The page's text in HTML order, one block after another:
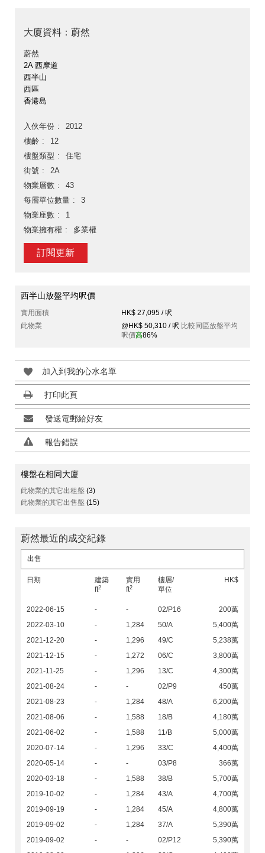
大廈資料：蔚然
蔚然
2A 西摩道
西半山
西區
香港島
入伙年份
2012
樓齡
12
樓盤類型
住宅
街號
2A
物業層數
43
每層單位數量
3
物業座數
1
物業擁有權
多業權
訂閱更新
西半山放盤平均呎價
實用面積
HK$ 27,095 / 呎
此物業
@HK$ 50,310 / 呎 比較同區放盤平均
呎價高86%
加入到我的心水名單
打印此頁
發送電郵給好友
報告錯誤
樓盤在相同大廈
此物業的其它出租盤 (3)
此物業的其它出售盤 (15)
蔚然最近的成交紀錄
出售
日期
建築
ft2
實用
ft2
樓層/
單位
HK$
2022-06-15 - - 02/P16
200萬
2022-03-10
- 1,284 50/A
5,400萬
2021-12-20
- 1,296 49/C
5,238萬
2021-12-15
- 1,272 06/C
3,800萬
2021-11-25
- 1,296 13/C
4,300萬
2021-08-24
- - 02/P9
450萬
2021-08-23
- 1,284 48/A
6,200萬
2021-08-06
- 1,588 18/B
4,180萬
2021-06-02
- 1,588 11/B
5,000萬
2020-07-14
- 1,296 33/C
4,400萬
2020-05-14
- - 03/P8
366萬
2020-03-18
- 1,588 38/B
5,700萬
2019-10-02
- 1,284 43/A
4,700萬
2019-09-19
- 1,284 45/A
4,800萬
2019-09-02
- 1,284 37/A
5,390萬
2019-09-02
- - 02/P12
5,390萬